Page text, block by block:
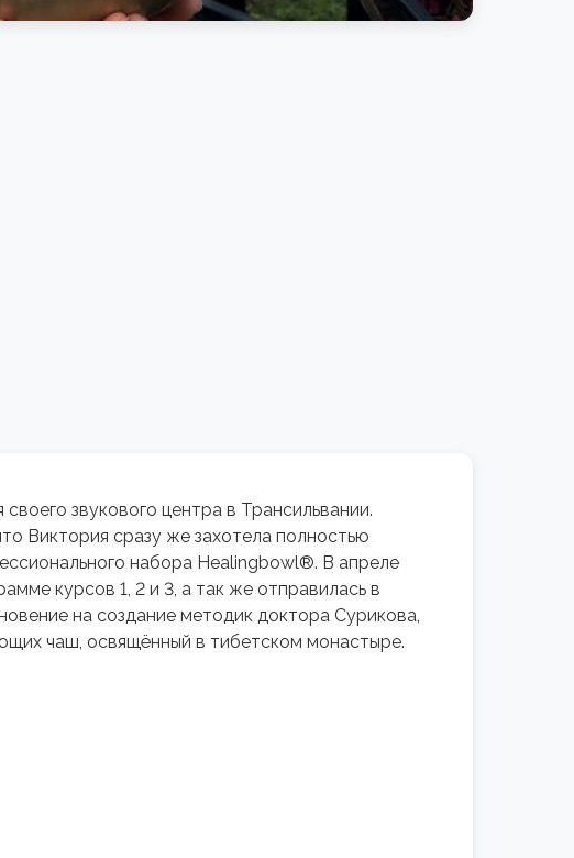
звукового центра в Трансильвании.
Виктория сразу же захотела полностью
набора Healingbowl®. В апреле
курсов 1, 2 и 3, а так же отправилась в
на создание методик доктора Сурикова,
чаш, освящённый в тибетском монастыре.